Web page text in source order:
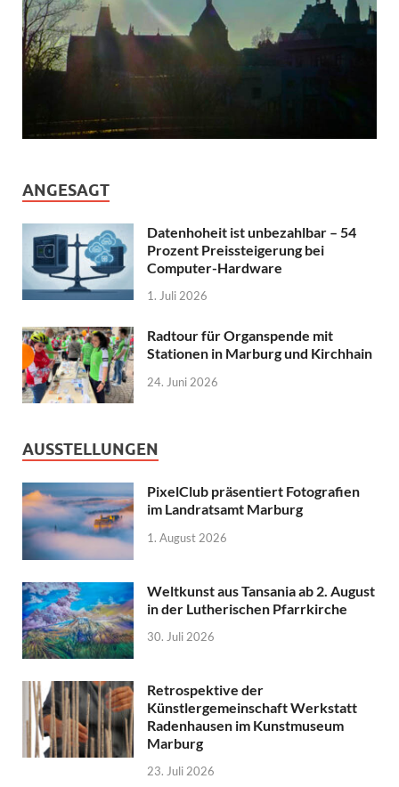
ANGESAGT
Datenhoheit ist unbezahlbar – 54
Prozent Preissteigerung bei
Computer-Hardware
1. Juli 2026
Radtour für Organspende mit
Stationen in Marburg und Kirchhain
24. Juni 2026
AUSSTELLUNGEN
PixelClub präsentiert Fotografien
im Landratsamt Marburg
1. August 2026
Weltkunst aus Tansania ab 2. August
in der Lutherischen Pfarrkirche
30. Juli 2026
Retrospektive der
Künstlergemeinschaft Werkstatt
Radenhausen im Kunstmuseum
Marburg
23. Juli 2026